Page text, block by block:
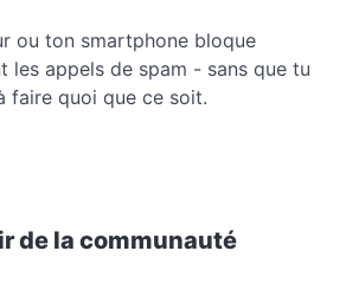
ou ton smartphone bloque
les appels de spam - sans que tu
faire quoi que ce soit.
de la communauté